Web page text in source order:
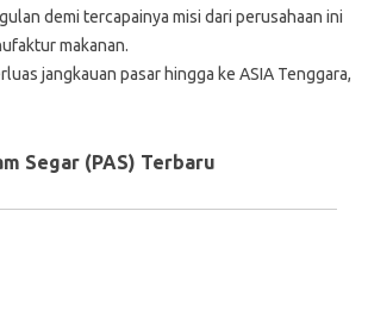
demi tercapainya misi dari perusahaan ini
makanan.
jangkauan pasar hingga ke ASIA Tenggara,
Segar (PAS) Terbaru